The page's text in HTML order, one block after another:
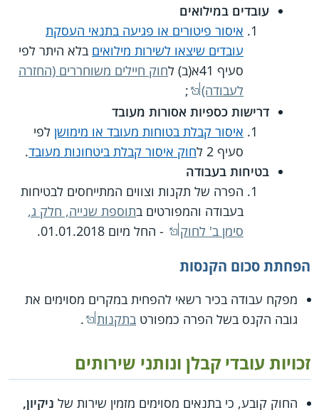
עובדים במילואים
איסור פיטורים או פגיעה בתנאי העסקת
עובדים שיצאו לשירות מילואים בלא היתר לפי
סעיף 41א(ב) ל
חוק חיילים משוחררים (החזרה
לעבודה)
;
דרישות כספיות אסורות מעובד
איסור קבלת בטוחות מעובד או מימושן לפי
סעיף 2 ל
חוק איסור קבלת ביטחונות מעובד.
בטיחות בעבודה
הפרה של תקנות וצווים המתייחסים לבטיחות
בעבודה והמפורטים בתוספת שנייה, חלק ג,
סימן ב' לחוק
- החל מיום 01.01.2018.
הפחתת סכום הקנסות
מפקח עבודה בכיר רשאי להפחית במקרים מסוימים את
גובה הקנס בשל הפרה כמפורט בתקנות .
זכויות עובדי קבלן ונותני שירותים
החוק קובע, כי בתנאים מסוימים מזמין שירות של ניקיון,